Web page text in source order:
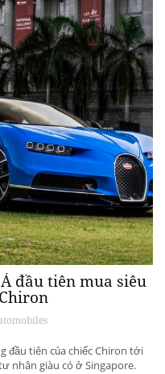
đầu tiên mua siêu
đầu tiên của chiếc Chiron tới
nhân giàu có ở Singapore.